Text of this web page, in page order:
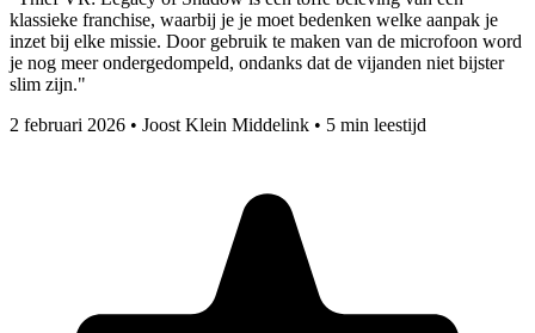
klassieke franchise, waarbij je je moet bedenken welke aanpak je
inzet bij elke missie. Door gebruik te maken van de microfoon word
je nog meer ondergedompeld, ondanks dat de vijanden niet bijster
slim zijn."
2 februari 2026 • Joost Klein Middelink • 5 min leestijd